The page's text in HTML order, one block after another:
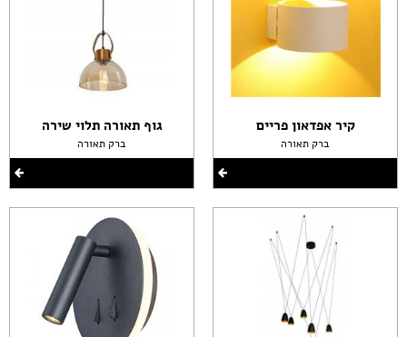
קיר אפדאון פריים
ברק תאורה
גוף תאורה תלוי שירה
ברק תאורה